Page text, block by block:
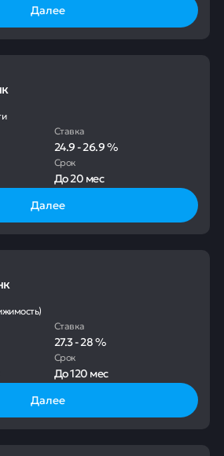
Далее
Ставка
24.9-26.9%
Срок
До20 мес
Далее
Ставка
27.3-28%
Срок
До120 мес
Далее